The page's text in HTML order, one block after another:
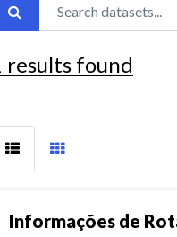
results found
Informações de